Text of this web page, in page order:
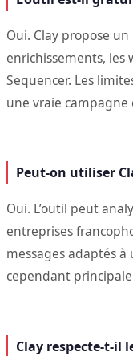
Oui. Clay propose
enrichissements, les
Sequencer. Les
une vraie campagne
Peut-on utiliser
Oui. L’outil peut
entreprises
messages adaptés
cependant
Clay respecte-t-il